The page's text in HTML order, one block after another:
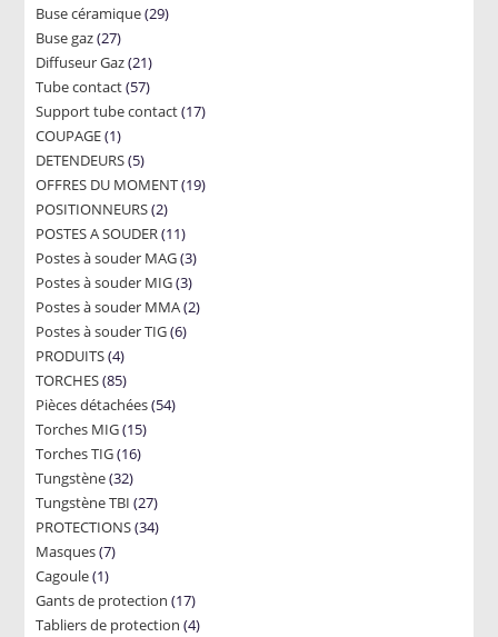
products
Buse céramique 2929
Buse gaz 2727
products
Diffuseur Gaz 2121
products
Tube contact 5757
products
Support tube contact 1717
COUPAGE 11
product
DETENDEURS 55
products
OFFRES DU MOMENT 1919
POSITIONNEURS 22
products
POSTES A SOUDER 1111
products
Postes à souder MAG 33
products
Postes à souder MIG 33
products
Postes à souder MMA 22
Postes à souder TIG 66
PRODUITS 44
products
TORCHES 8585
products
Pièces détachées 5454
Torches MIG 1515
Torches TIG 1616
Tungstène 3232
products
Tungstène TBI 2727
products
PROTECTIONS 3434
Masques 77
Cagoule 11
product
Gants de protection 1717
products
Tabliers de protection 44